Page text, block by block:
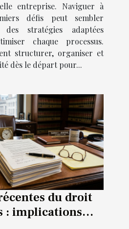
entreprise. Naviguer à
défis peut sembler
des stratégies adaptées
chaque processus.
structurer, organiser et
dès le départ pour...
du droit
: implications